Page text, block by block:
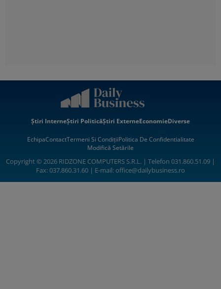
Știri InterneȘtiri PoliticăȘtiri ExterneEconomieDiverse
EchipaContactTermeni Si CondițiiPolitica De Confidentialitate
Modifică Setările
Copyright © 2026 RIDZONE COMPUTERS S.R.L. | Telefon 031.860.51.09 |
Fax: 037.860.31.60 | E-mail:office@dailybusiness.ro